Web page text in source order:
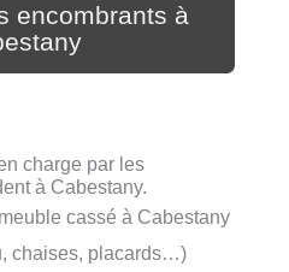
encombrants à
charge par les
à Cabestany.
cassé à Cabestany
chaises, placards…)